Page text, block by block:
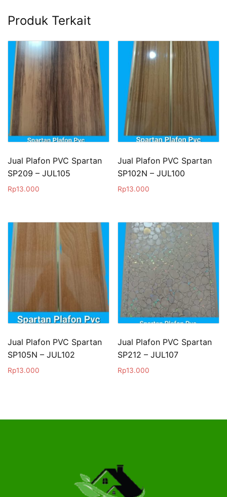
Produk Terkait
Jual Plafon PVC Spartan
SP209 – JUL105
Rp13.000
Jual Plafon PVC Spartan
SP102N – JUL100
Rp13.000
Jual Plafon PVC Spartan
SP105N – JUL102
Rp13.000
Jual Plafon PVC Spartan
SP212 – JUL107
Rp13.000